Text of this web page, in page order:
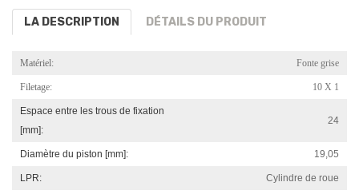
LA DESCRIPTION DÉTAILS DU PRODUIT
Matériel: Fonte grise
Filetage: 10 X 1
Espace entre les trous de fixation
[mm]:
24
Diamètre du piston [mm]: 19,05
LPR: Cylindre de roue